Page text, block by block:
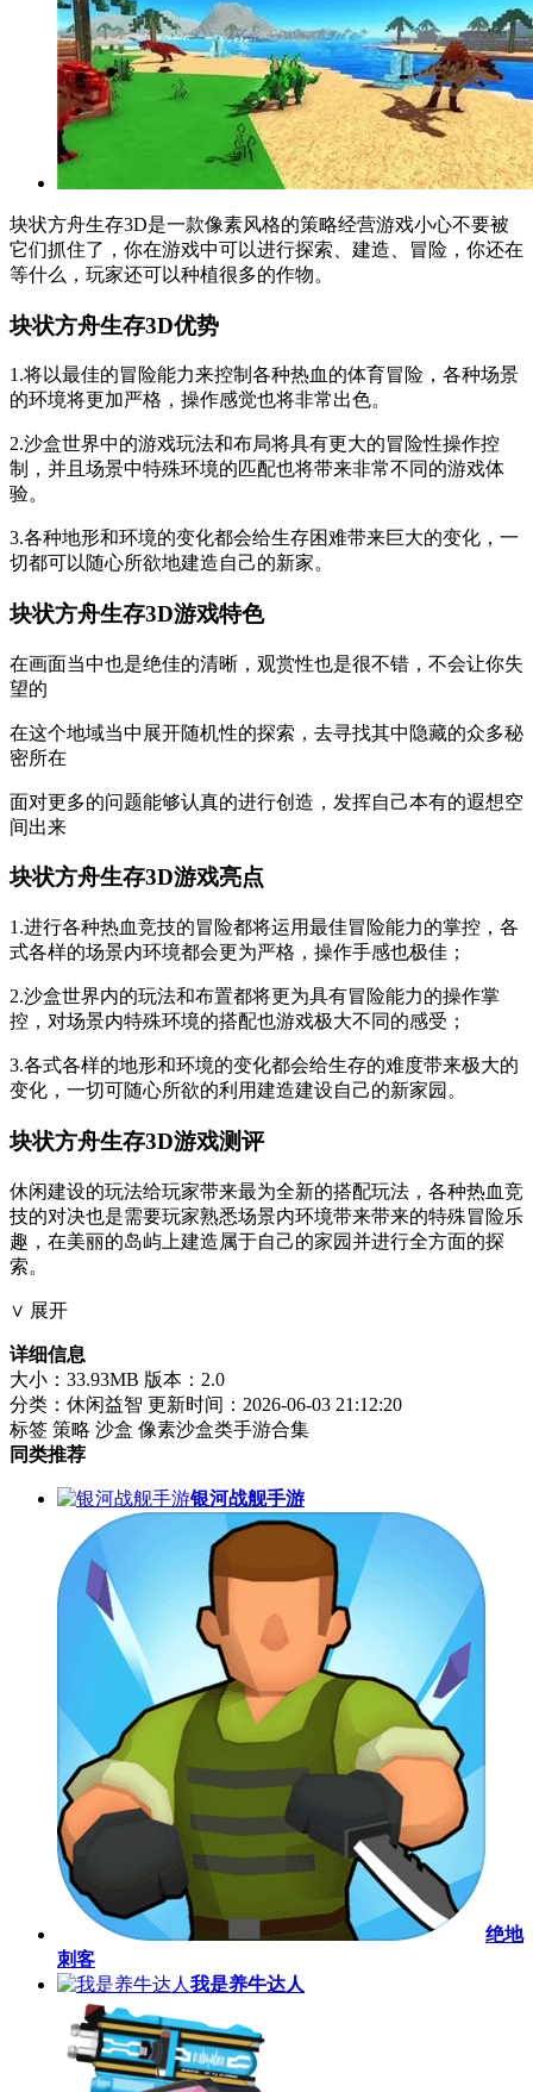
块状方舟生存3D是一款像素风格的策略经营游戏小心不要被
它们抓住了，你在游戏中可以进行探索、建造、冒险，你还在
等什么，玩家还可以种植很多的作物。
块状方舟生存3D优势
1.将以最佳的冒险能力来控制各种热血的体育冒险，各种场景
的环境将更加严格，操作感觉也将非常出色。
2.沙盒世界中的游戏玩法和布局将具有更大的冒险性操作控
制，并且场景中特殊环境的匹配也将带来非常不同的游戏体
验。
3.各种地形和环境的变化都会给生存困难带来巨大的变化，一
切都可以随心所欲地建造自己的新家。
块状方舟生存3D游戏特色
在画面当中也是绝佳的清晰，观赏性也是很不错，不会让你失
望的
在这个地域当中展开随机性的探索，去寻找其中隐藏的众多秘
密所在
面对更多的问题能够认真的进行创造，发挥自己本有的遐想空
间出来
块状方舟生存3D游戏亮点
1.进行各种热血竞技的冒险都将运用最佳冒险能力的掌控，各
式各样的场景内环境都会更为严格，操作手感也极佳；
2.沙盒世界内的玩法和布置都将更为具有冒险能力的操作掌
控，对场景内特殊环境的搭配也游戏极大不同的感受；
3.各式各样的地形和环境的变化都会给生存的难度带来极大的
变化，一切可随心所欲的利用建造建设自己的新家园。
块状方舟生存3D游戏测评
休闲建设的玩法给玩家带来最为全新的搭配玩法，各种热血竞
技的对决也是需要玩家熟悉场景内环境带来带来的特殊冒险乐
趣，在美丽的岛屿上建造属于自己的家园并进行全方面的探
索。
∨ 展开
详细信息
大小：33.93MB 版本：2.0
分类：休闲益智 更新时间：2026-06-03 21:12:20
标签 策略 沙盒 像素沙盒类手游合集
同类推荐
银河战舰手游
绝地
刺客
我是养牛达人